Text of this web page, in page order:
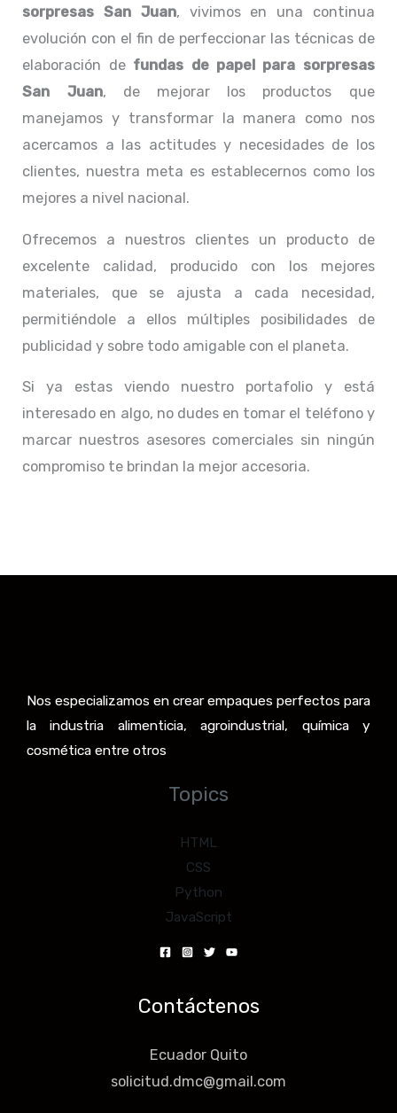
sorpresas San Juan, vivimos en una continua
evolución con el fin de perfeccionar las técnicas de
elaboración de fundas de papel para sorpresas
San Juan, de mejorar los productos que
manejamos y transformar la manera como nos
acercamos a las actitudes y necesidades de los
clientes, nuestra meta es establecernos como los
mejores a nivel nacional.
Ofrecemos a nuestros clientes un producto de
excelente calidad, producido con los mejores
materiales, que se ajusta a cada necesidad,
permitiéndole a ellos múltiples posibilidades de
publicidad y sobre todo amigable con el planeta.
Si ya estas viendo nuestro portafolio y está
interesado en algo, no dudes en tomar el teléfono y
marcar nuestros asesores comerciales sin ningún
compromiso te brindan la mejor accesoria.
Nos especializamos en crear empaques perfectos para
la industria alimenticia, agroindustrial, química y
cosmética entre otros
Topics
HTML
CSS
Python
JavaScript
Contáctenos
Ecuador Quito
solicitud.dmc@gmail.com